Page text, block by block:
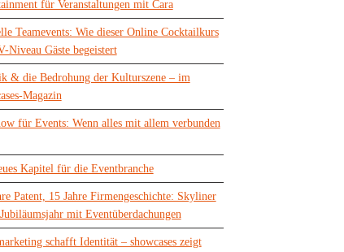
für Veranstaltungen mit Cara
Teamevents: Wie dieser Online Cocktailkurs
Niveau Gäste begeistert
& die Bedrohung der Kulturszene – im
Magazin
für Events: Wenn alles mit allem verbunden
Kapitel für die Eventbranche
Patent, 15 Jahre Firmengeschichte: Skyliner
mit Eventüberdachungen
schafft Identität – showcases zeigt